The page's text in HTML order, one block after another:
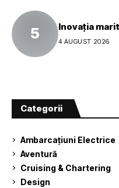
Inovația
4 AUGUST 2026
Categorii
Ambarcațiuni Electrice
Aventură
Cruising & Chartering
Design